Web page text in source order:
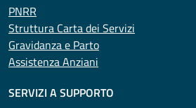
PNRR
Struttura Carta dei Servizi
Gravidanza e Parto
Assistenza Anziani
SERVIZI A SUPPORTO